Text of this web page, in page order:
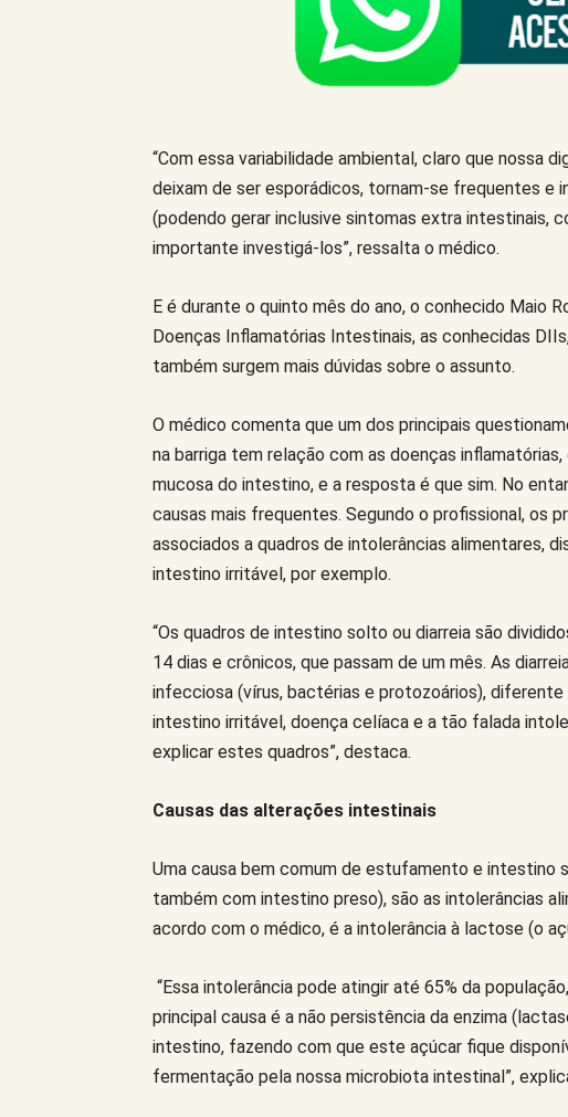
“Com essa variabilidade ambiental, claro que nossa
deixam de ser esporádicos, tornam-se frequentes e
(podendo gerar inclusive sintomas extra intestinais,
importante investigá-los”, ressalta o médico.
E é durante o quinto mês do ano, o conhecido Maio
Doenças Inflamatórias Intestinais, as conhecidas
também surgem mais dúvidas sobre o assunto.
O médico comenta que um dos principais
na barriga tem relação com as doenças
mucosa do intestino, e a resposta é que sim. No
causas mais frequentes. Segundo o profissional, os
associados a quadros de intolerâncias alimentares,
intestino irritável, por exemplo.
“Os quadros de intestino solto ou diarreia são
14 dias e crônicos, que passam de um mês. As
infecciosa (vírus, bactérias e protozoários),
intestino irritável, doença celíaca e a tão falada
explicar estes quadros”, destaca.
Causas das alterações intestinais
Uma causa bem comum de estufamento e intestino
também com intestino preso), são as intolerâncias
acordo com o médico, é a intolerância à lactose (o
“Essa intolerância pode atingir até 65% da
principal causa é a não persistência da enzima
intestino, fazendo com que este açúcar fique
fermentação pela nossa microbiota intestinal”,